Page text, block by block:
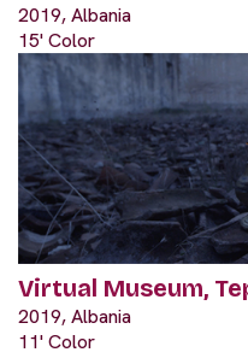
2019, Albania
15' Color
Virtual Museum,
2019, Albania
11' Color